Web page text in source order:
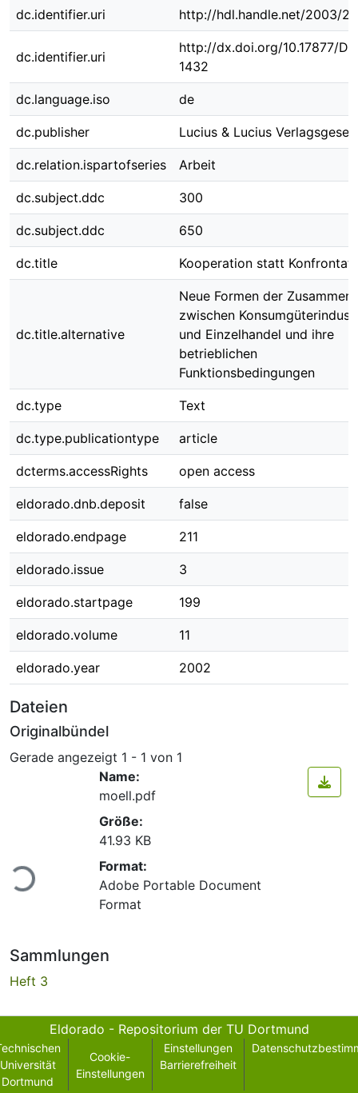
dc.identifier.uri http://hdl.handle.net/2003/
dc.identifier.uri
http://dx.doi.org/10.17877/
1432
dc.language.iso de
dc.publisher Lucius & Lucius
dc.relation.ispartofseries Arbeit
dc.subject.ddc 300
dc.subject.ddc 650
dc.title Kooperation statt
dc.title.alternative
Neue Formen der
zwischen
und Einzelhandel und ihre
betrieblichen
Funktionsbedingungen
dc.type Text
dc.type.publicationtype article
dcterms.accessRights open access
eldorado.dnb.deposit false
eldorado.endpage 211
eldorado.issue 3
eldorado.startpage 199
eldorado.volume 11
eldorado.year 2002
Dateien
Originalbündel
Gerade angezeigt 1 - 1 von 1
Lade...
Name:
moell.pdf
Größe:
41.93 KB
Format:
Adobe Portable Document
Format
Sammlungen
Heft 3
Eldorado - Repositorium der TU Dortmund
Universität
Dortmund
Cookie-
Einstellungen
Einstellungen
Barrierefreiheit